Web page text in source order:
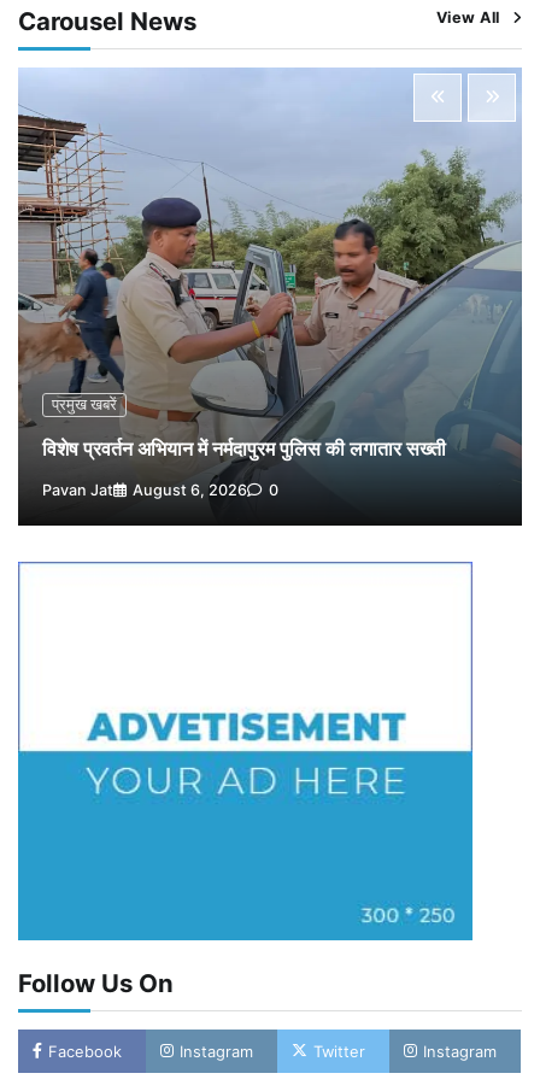
5
विशेष प्रवर्तन अभियान में नर्मदापुरम पुलिस की सख्त कार्रवाई
1
विशेष प्रवर्तन अभियान में नर्मदापुरम पुलिस की लगातार सख्ती
2
वेयरहाउस कॉरपोरेशन के जिला प्रबंधक पर केस दर्ज, फरार;
क्लर्क को मिली कमान, ‘चाबी के खेल’ पर फिर उठे सवाल
Pavan Jat August 5, 2026 0
3
नपा सहकारी समिति में 25 लाख से अधिक का गेहूं सड़ा, 5,700
क्विंटल खराब अनाज वेयरहाउस ने लौटाया
Pavan Jat August 5, 2026 0
4
पर्सनल लोन, क्रेडिट कार्ड और क्यूआर कोड के नाम पर लाखों की
साइबर ठगी, फर्जी सिम बेचने वाला आरोपी गिरफ्तार
Pavan Jat August 5, 2026
विशेष प्रवर्तन अभियान में नर्मदापुरम पुलिस की सख्त कार्रवाई
Pavan Jat August 5, 2026
Carousel News View All
प्रमुख खबरें
विशेष प्रवर्तन अभियान में नर्मदापुरम पुलिस की लगातार सख्ती
Pavan Jat August 6, 2026 0
Follow Us On
Facebook Instagram Twitter Instagram